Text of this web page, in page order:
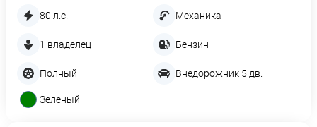
80 л.с. Механика
1 владелец Бензин
Полный Внедорожник 5 дв.
Зеленый